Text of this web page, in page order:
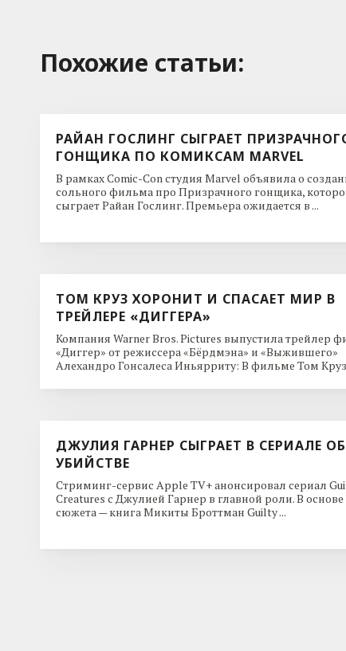
Похожие cтатьи:
РАЙАН ГОСЛИНГ СЫГРАЕТ
ГОНЩИКА ПО КОМИКСАМ MARVEL
В рамках Comic-Con студия Marvel объявила о
сольного фильма про Призрачного гонщика,
сыграет Райан Гослинг. Премьера ожидается в ...
ТОМ КРУЗ ХОРОНИТ И СПАСАЕТ МИР В
ТРЕЙЛЕРЕ «ДИГГЕРА»
Компания Warner Bros. Pictures выпустила трейлер
«Диггер» от режиссера «Бёрдмэна» и «Выжившего»
Алехандро Гонсалеса Иньярриту: В фильме Том Круз
ДЖУЛИЯ ГАРНЕР СЫГРАЕТ В СЕРИАЛЕ ОБ
УБИЙСТВЕ
Стриминг-сервис Apple TV+ анонсировал сериал
Creatures с Джулией Гарнер в главной роли. В основе
сюжета — книга Микиты Броттман Guilty ...